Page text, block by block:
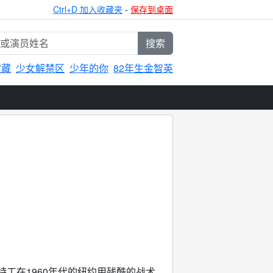
Ctrl+D 加入收藏夹 - 保存到桌面
搜索
少女解禁区 少年的你 82年生金智英